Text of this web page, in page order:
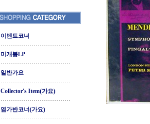
이벤트코너
미개봉LP
일반가요
Collector's Item(가요)
염가반코너(가요)